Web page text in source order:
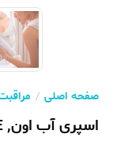
صفحه اصلی
اسپری آب اون, AVENE 300ml EAU THERMALE